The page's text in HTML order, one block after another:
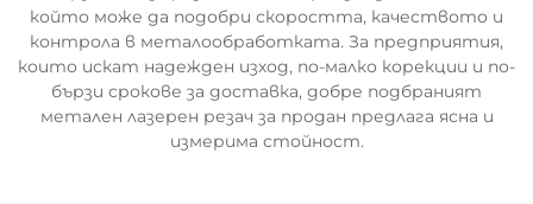
който може да подобри скоростта, качеството и
контрола в металообработката. За предприятия,
които искат надежден изход, по-малко корекции и по-
бързи срокове за доставка, добре подбраният
метален лазерен резач за продан предлага ясна и
измерима стойност.